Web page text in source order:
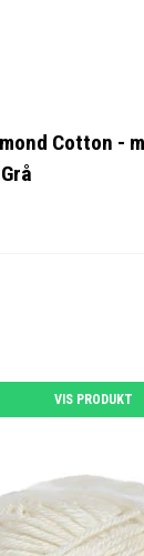
Cotton -
VIS PRODUKT